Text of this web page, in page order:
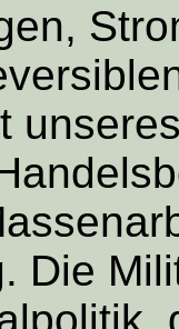
Die